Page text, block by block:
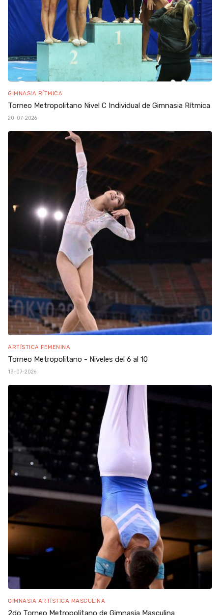
GIMNASIA RÍTMICA
Torneo Metropolitano Nivel C Individual de Gimnasia Rítmica
20-07-2026
ARTÍSTICA FEMENINA
Torneo Metropolitano - Niveles del 6 al 10
13-07-2026
GIMNASIA ARTÍSTICA MASCULINA
2do Torneo Metropolitano de Gimnasia Masculina